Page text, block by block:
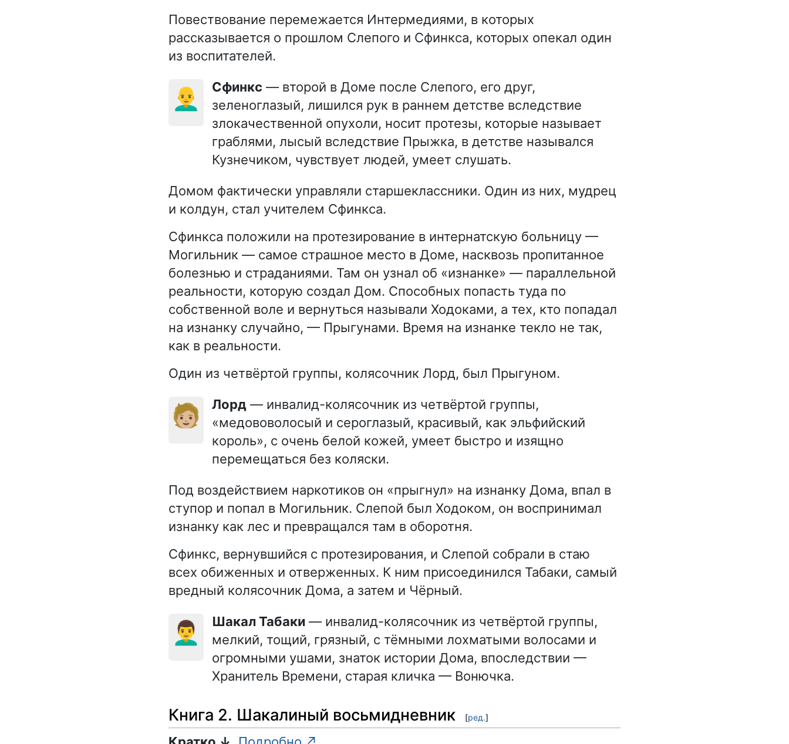
Повествование перемежается Интермедиями, в которых
рассказывается о прошлом Слепого и Сфинкса, которых опекал один
из воспитателей.
👨‍🦲 Сфинкс — второй в Доме после Слепого, его друг,
зеленоглазый, лишился рук в раннем детстве вследствие
злокачественной опухоли, носит протезы, которые называет
граблями, лысый вследствие Прыжка, в детстве назывался
Кузнечиком, чувствует людей, умеет слушать.
Домом фактически управляли старшеклассники. Один из них, мудрец
и колдун, стал учителем Сфинкса.
Сфинкса положили на протезирование в интернатскую больницу —
Могильник — самое страшное место в Доме, насквозь пропитанное
болезнью и страданиями. Там он узнал об «изнанке» — параллельной
реальности, которую создал Дом. Способных попасть туда по
собственной воле и вернуться называли Ходоками, а тех, кто попадал
на изнанку случайно, — Прыгунами. Время на изнанке текло не так,
как в реальности.
Один из четвёртой группы, колясочник Лорд, был Прыгуном.
🧑🏼 Лорд — инвалид-колясочник из четвёртой группы,
«медововолосый и сероглазый, красивый, как эльфийский
король», с очень белой кожей, умеет быстро и изящно
перемещаться без коляски.
Под воздействием наркотиков он «прыгнул» на изнанку Дома, впал в
ступор и попал в Могильник. Слепой был Ходоком, он воспринимал
изнанку как лес и превращался там в оборотня.
Сфинкс, вернувшийся с протезирования, и Слепой собрали в стаю
всех обиженных и отверженных. К ним присоединился Табаки, самый
вредный колясочник Дома, а затем и Чёрный.
👨‍🦱 Шакал Табаки — инвалид-колясочник из четвёртой группы,
мелкий, тощий, грязный, с тёмными лохматыми волосами и
огромными ушами, знаток истории Дома, впоследствии —
Хранитель Времени, старая кличка — Вонючка.
Книга 2. Шакалиный восьмидневник [ред.]